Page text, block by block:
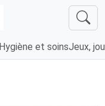
Hygiène et soinsJeux,